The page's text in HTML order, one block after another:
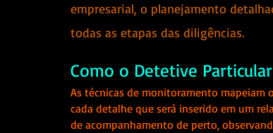
empresarial, o planejamento
todas as etapas das diligências.
Como o Detetive
As técnicas de monitoramento mapeiam
cada detalhe que será inserido em um
de acompanhamento de perto,